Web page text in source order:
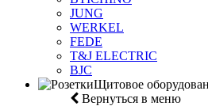
JUNG
WERKEL
FEDE
T&J ELECTRIC
BJC
Щитовое
Вернуться в меню